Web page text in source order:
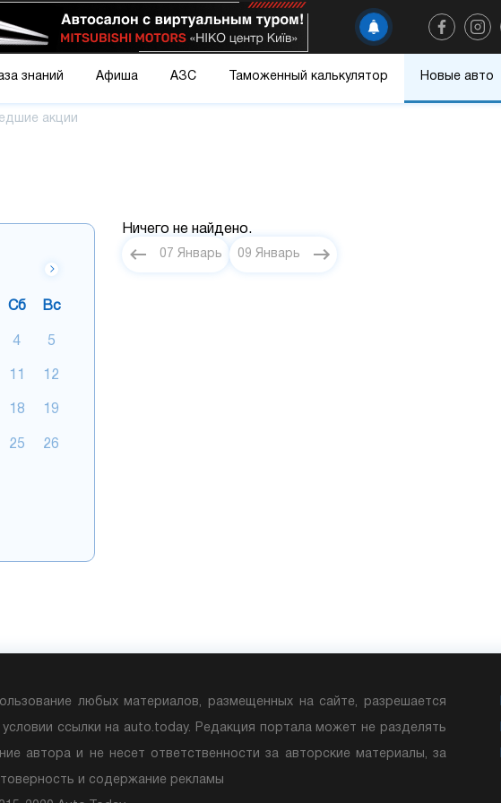
знаний Афиша АЗС Таможенный калькулятор Новые авто
акции
Сб Вс
4 5
12
18 19
25 26
Ничего не найдено.
07 Январь 09 Январь
любых материалов, размещенных на сайте, разрешается
условии ссылки на auto.today. Редакция портала может не разделять
автора и не несет ответственности за авторские материалы, за
и содержание рекламы